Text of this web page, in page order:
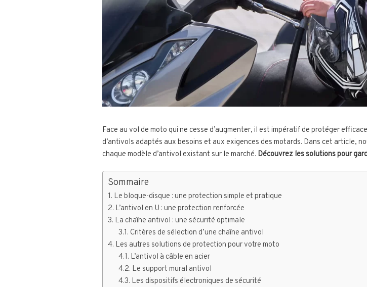
Face au vol de moto qui ne cesse d’augmenter, il est impératif de protéger
d’antivols adaptés aux besoins et aux exigences des motards. Dans cet article,
chaque modèle d’antivol existant sur le marché. Découvrez les solutions pour
Sommaire
Le bloque-disque : une protection simple et pratique
L’antivol en U : une protection renforcée
La chaîne antivol : une sécurité optimale
Critères de sélection d’une chaîne antivol
Les autres solutions de protection pour votre moto
L’antivol à câble en acier
Le support mural antivol
Les dispositifs électroniques de sécurité